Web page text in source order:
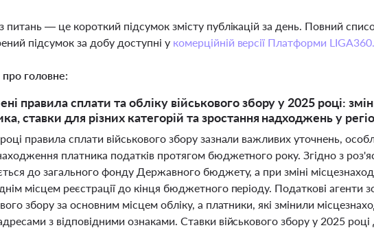
питань — це короткий підсумок змісту публікацій за день. Повний
підсумок за добу доступні у комерційній версії Платформи LIGA360.
головне:
правила сплати та обліку військового збору у 2025 році:
ставки для різних категорій та зростання надходжень у
правила сплати військового збору зазнали важливих уточнень,
платника податків протягом бюджетного року. Згідно з
до загального фонду Державного бюджету, а при зміні
місцем реєстрації до кінця бюджетного періоду. Податкові агенти
збору за основним місцем обліку, а платники, які змінили
з відповідними ознаками. Ставки військового збору у 2025 році